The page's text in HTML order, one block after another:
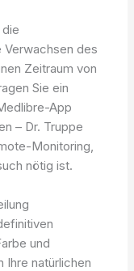
Verwachsen des
Zeitraum von
Sie ein
App
– Dr. Truppe
Monitoring,
nötig ist.
und
Ihre natürlichen